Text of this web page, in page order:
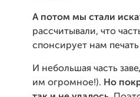
А потом мы стали
рассчитывали, что
спонсирует нам печать
И небольшая часть
им огромное!). Но